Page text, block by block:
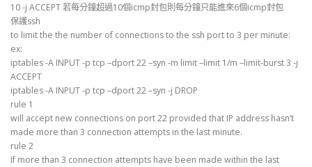
10 -j ACCEPT 若每分鐘超過10個icmp封包則每分鐘只能進來6個icmp封包
保護ssh
to limit the the number of connections to the ssh port to 3 per minute:
ex:
iptables -A INPUT -p tcp –dport 22 –syn -m limit –limit 1/m –limit-burst 3 -j
ACCEPT
iptables -A INPUT -p tcp –dport 22 –syn -j DROP
rule 1
will accept new connections on port 22 provided that IP address hasn’t
made more than 3 connection attempts in the last minute.
rule 2
If more than 3 connection attempts have been made within the last